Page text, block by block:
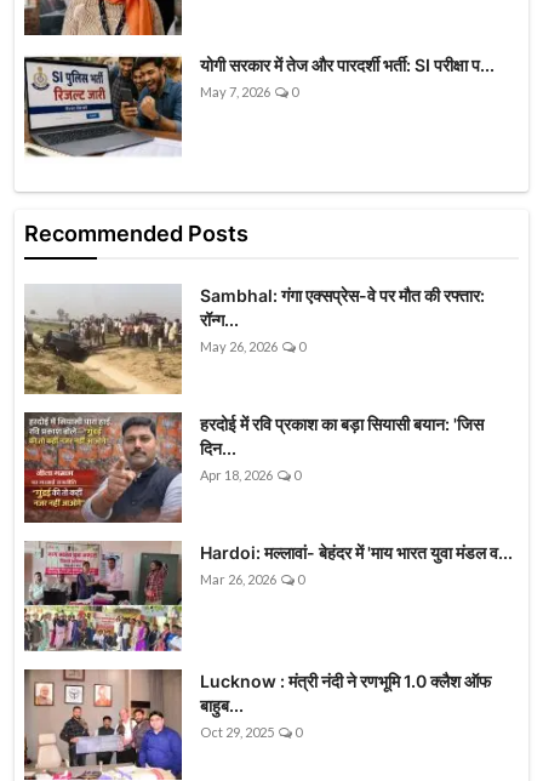
योगी सरकार में तेज और पारदर्शी भर्ती: SI परीक्षा प...
May 7, 2026 0
Recommended Posts
Sambhal: गंगा एक्सप्रेस-वे पर मौत की रफ्तार:
रॉन्ग...
May 26, 2026 0
हरदोई में रवि प्रकाश का बड़ा सियासी बयान: 'जिस
दिन...
Apr 18, 2026 0
Hardoi: मल्लावां- बेहंदर में 'माय भारत युवा मंडल व...
Mar 26, 2026 0
Lucknow : मंत्री नंदी ने रणभूमि 1.0 क्लैश ऑफ
बाहुब...
Oct 29, 2025 0